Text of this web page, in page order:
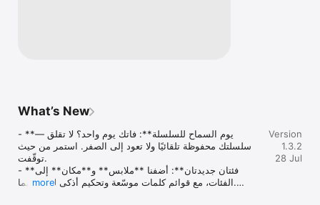
What’s New
- **يوم السماح للسلسلة**: فاتك يوم واحد؟ لا تقلق —
سلسلتك محفوظة تلقائيًا ولا تعود إلى الصفر. استمر من حيث
توقّفت.
- **فئتان جديدتان**: أضفنا **ملابس** و**مكان** إلى
الفئات، مع قوائم كلمات موسّعة وتحكيم أذكى لكل منهما.
more
Version
1.3.2
28 Jul